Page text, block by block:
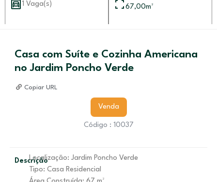
1 Vaga(s) 67,00m²
Casa com Suíte e Cozinha Americana
no Jardim Poncho Verde
Copiar URL
Venda
Código : 10037
Descrição
Localização: Jardim Poncho Verde
Tipo: Casa Residencial